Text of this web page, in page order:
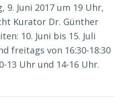
9. Juni 2017 um 19 Uhr,
Kurator Dr. Günther
10. Juni bis 15. Juli
freitags von 16:30-18:30
13 Uhr und 14-16 Uhr.